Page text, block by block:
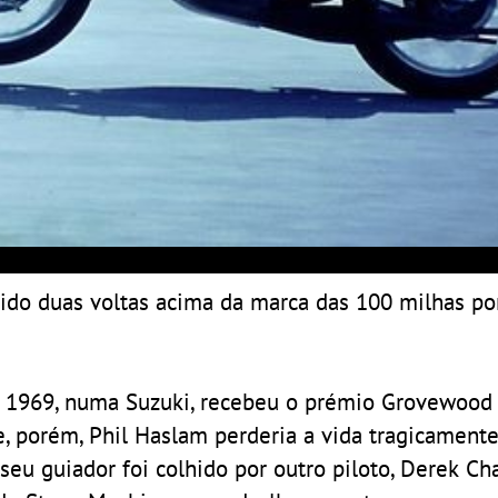
duas voltas acima da marca das 100 milhas
numa Suzuki, recebeu o prémio
Phil Haslam perderia a vida
guiador foi colhido por outro piloto, Derek